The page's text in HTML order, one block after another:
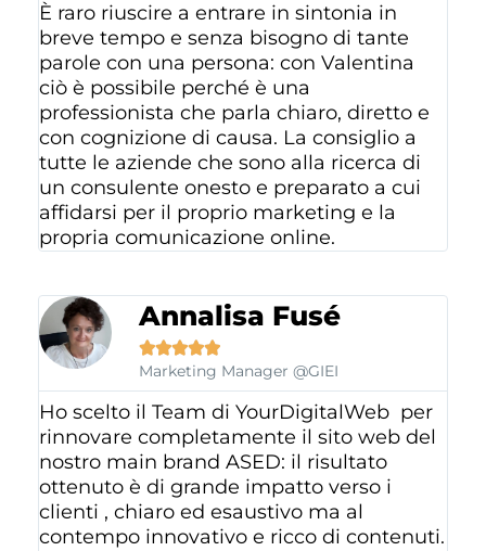
È raro riuscire a entrare in sintonia in
breve tempo e senza bisogno di tante
parole con una persona: con Valentina
ciò è possibile perché è una
professionista che parla chiaro, diretto e
con cognizione di causa. La consiglio a
tutte le aziende che sono alla ricerca di
un consulente onesto e preparato a cui
affidarsi per il proprio marketing e la
propria comunicazione online.
Annalisa Fusé

Marketing Manager @GIEI
Ho scelto il Team di YourDigitalWeb per
rinnovare completamente il sito web del
nostro main brand ASED: il risultato
ottenuto è di grande impatto verso i
clienti , chiaro ed esaustivo ma al
contempo innovativo e ricco di contenuti.